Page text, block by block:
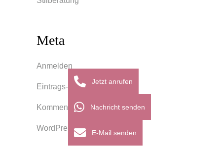
Meta
Anmelden
Eintrags-Feed
Kommentar-Feed
WordPress.org
Jetzt anrufen
Nachricht senden
E-Mail senden